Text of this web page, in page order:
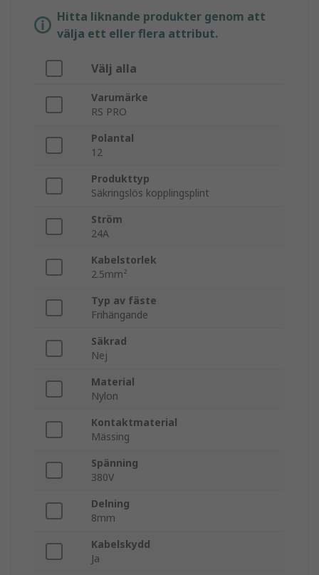
Hitta liknande produkter genom att
välja ett eller flera attribut.
Välj alla
Varumärke
RS PRO
Polantal
12
Produkttyp
Säkringslös kopplingsplint
Ström
24A
Kabelstorlek
2.5mm²
Typ av fäste
Frihängande
Säkrad
Nej
Material
Nylon
Kontaktmaterial
Mässing
Spänning
380V
Delning
8mm
Kabelskydd
Ja